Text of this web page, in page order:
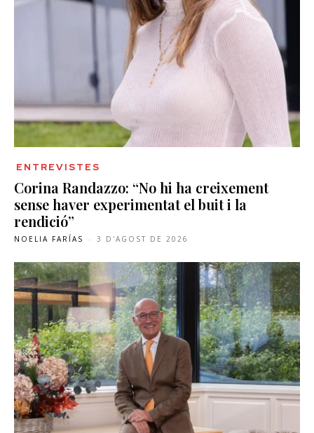
ENTREVISTES
Corina Randazzo: “No hi ha creixement
sense haver experimentat el buit i la
rendició”
NOELIA FARÍAS - 3 D'AGOST DE 2026